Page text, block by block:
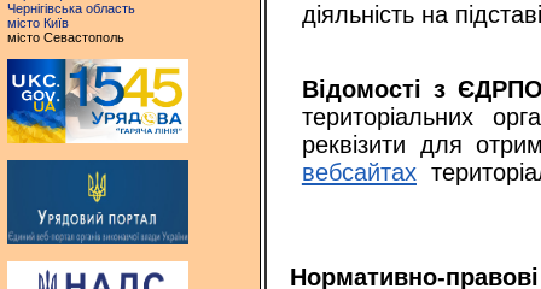
Чернігівська область
місто Київ
місто Севастополь
діяльність на
Відомості з
територіальних
реквізити для
вебсайтах
Нормативно-